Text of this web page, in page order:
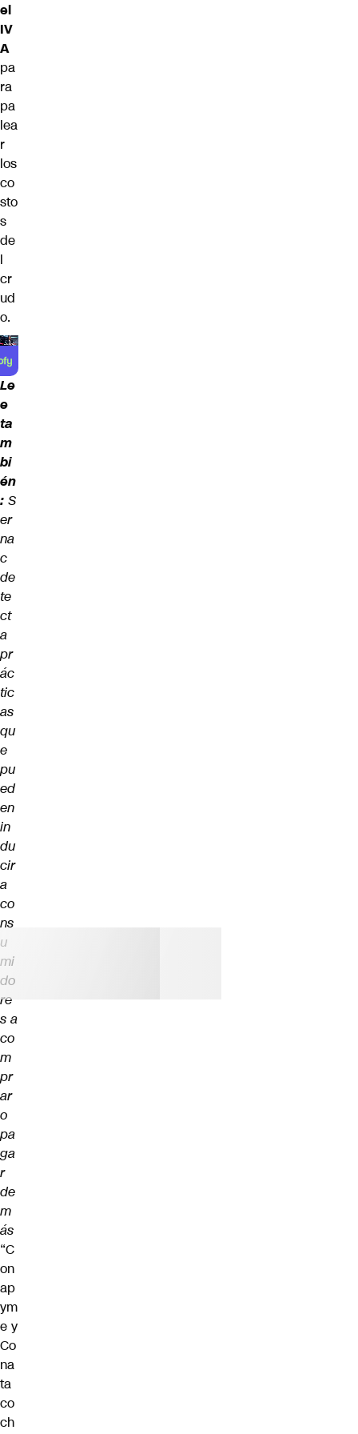
el
IV
A
pa
ra
pa
lea
r
los
co
sto
s
de
l
cr
ud
o.
Le
e
ta
m
bi
én
: S
er
na
c
de
te
ct
a
pr
ác
tic
as
qu
e
pu
ed
en
in
du
cir
a
co
ns
u
mi
do
re
s a
co
m
pr
ar
o
pa
ga
r
de
m
ás
“C
on
ap
ym
e y
Co
na
ta
co
ch